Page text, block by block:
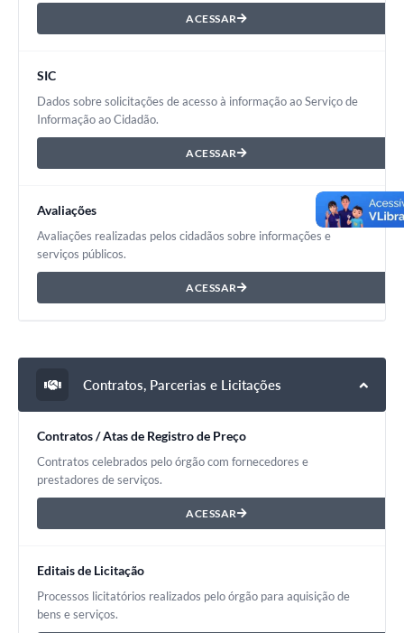
ACESSAR
SIC
Dados sobre solicitações de acesso à informação ao Serviço de
Informação ao Cidadão.
ACESSAR
Avaliações
Avaliações realizadas pelos cidadãos sobre informações e
serviços públicos.
ACESSAR
Contratos, Parcerias e Licitações
Contratos / Atas de Registro de Preço
Contratos celebrados pelo órgão com fornecedores e
prestadores de serviços.
ACESSAR
Editais de Licitação
Processos licitatórios realizados pelo órgão para aquisição de
bens e serviços.